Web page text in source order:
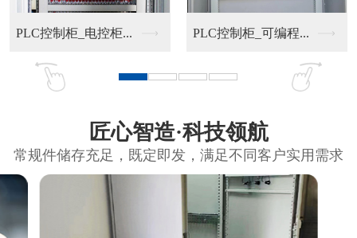
PLC控制柜_电控柜... PLC控制柜_可编程...
匠心智造·科技领航
常规件储存充足，既定即发，满足不同客户实用需求